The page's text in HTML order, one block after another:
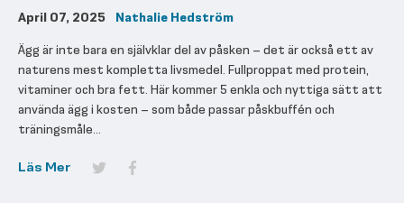
April 07, 2025
Nathalie Hedström
Ägg är inte bara en självklar del av påsken – det är också ett av
naturens mest kompletta livsmedel. Fullproppat med protein,
vitaminer och bra fett. Här kommer 5 enkla och nyttiga sätt att
använda ägg i kosten – som både passar påskbuffén och
träningsmåle...
Läs Mer